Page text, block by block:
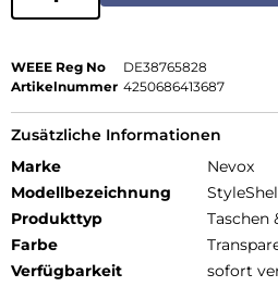
WEEE Reg No
DE38765828
Artikelnummer 4250686413687
Zusätzliche Informationen
Marke
Nevox
Modellbezeichnung
Produkttyp
Taschen
Farbe
Verfügbarkeit
sofort